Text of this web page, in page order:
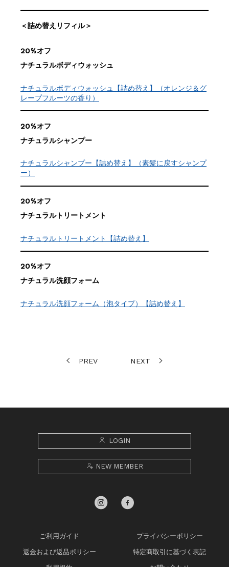
＜詰め替えリフィル＞
20％オフ
ナチュラルボディウォッシュ
ナチュラルボディウォッシュ【詰め替え】（オレンジ＆グ
レープフルーツの香り）
20％オフ
ナチュラルシャンプー
ナチュラルシャンプー【詰め替え】（素髪に戻すシャンプ
ー）
20％オフ
ナチュラルトリートメント
ナチュラルトリートメント【詰め替え】
20％オフ
ナチュラル洗顔フォーム
ナチュラル洗顔フォーム（泡タイプ）【詰め替え】
PREV NEXT
LOGIN
NEW MEMBER
ご利用ガイド プライバシーポリシー
返金および返品ポリシー 特定商取引に基づく表記